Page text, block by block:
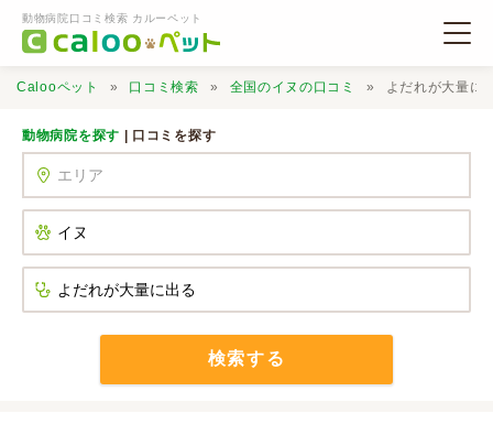
動物病院口コミ検索 カルーペット
口コミ検索
Calooペット 口コミ検索 全国のイヌの口コミ よだれが大量に
動物病院を探す | 口コミを探す
検索する